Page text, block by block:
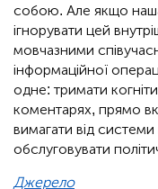
собою. Але якщо
ігнорувати цей
мовчазними
інформаційної
одне: тримати
коментарях, прямо
вимагати від
обслуговувати
Джерело